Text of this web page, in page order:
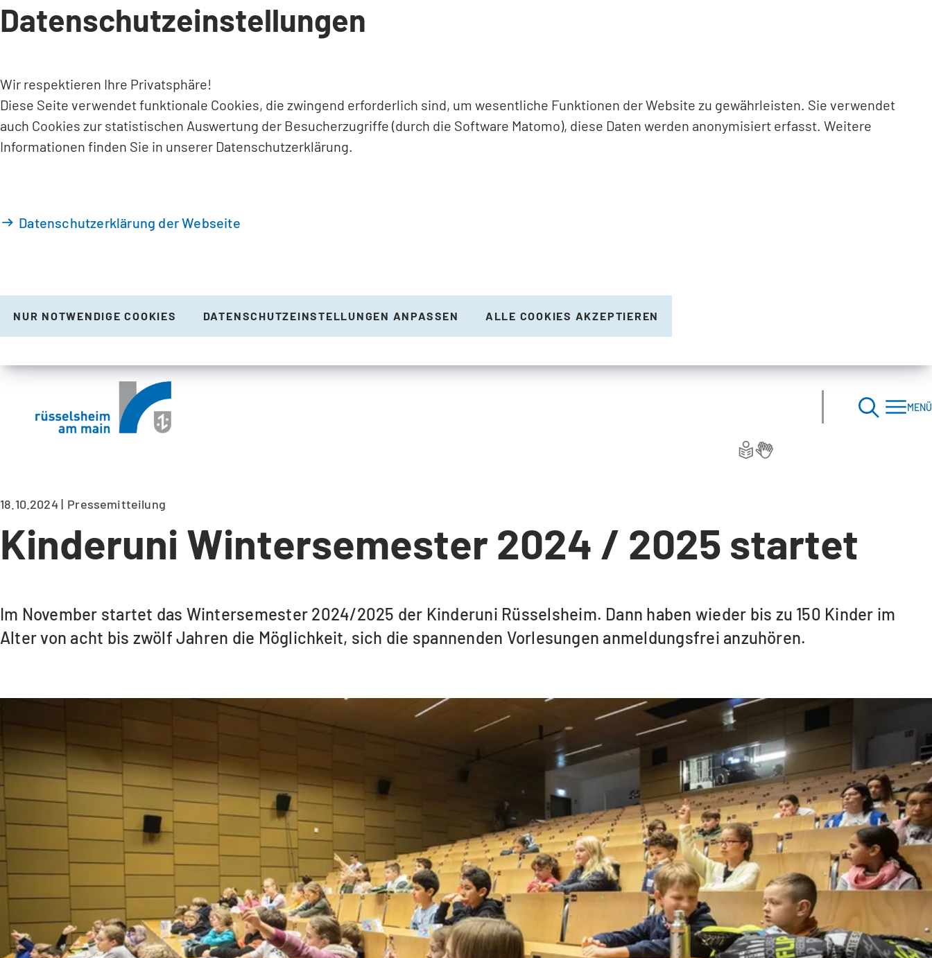
INHALT ANSPRINGEN
Datenschutzeinstellungen
Wir respektieren Ihre Privatsphäre!
Diese Seite verwendet funktionale Cookies, die zwingend erforderlich sind, um wesentliche Funktionen der Website zu gewährleisten. Sie verwendet
auch Cookies zur statistischen Auswertung der Besucherzugriffe (durch die Software Matomo), diese Daten werden anonymisiert erfasst. Weitere
Informationen finden Sie in unserer Datenschutzerklärung.
Datenschutzerklärung der Webseite
NUR NOTWENDIGE COOKIES DATENSCHUTZEINSTELLUNGEN ANPASSEN ALLE COOKIES AKZEPTIEREN
MENÜ
18.10.2024 Pressemitteilung
Kinderuni Wintersemester 2024 / 2025 startet
Im November startet das Wintersemester 2024/2025 der Kinderuni Rüsselsheim. Dann haben wieder bis zu 150 Kinder im
Alter von acht bis zwölf Jahren die Möglichkeit, sich die spannenden Vorlesungen anmeldungsfrei anzuhören.